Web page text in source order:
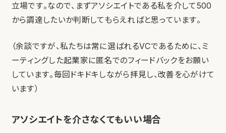
立場です。なので、まずアソシエイトである私を介して500
から調達したいか判断してもらえればと思っています。
（余談ですが、私たちは常に選ばれるVCであるために、ミ
ーティングした起業家に匿名でのフィードバックをお願い
しています。毎回ドキドキしながら拝見し、改善を心がけて
います）
アソシエイトを介さなくてもいい場合